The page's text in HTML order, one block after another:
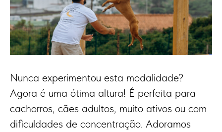
Nunca experimentou esta modalidade?
Agora é uma ótima altura! É perfeita para
cachorros, cães adultos, muito ativos ou com
dificuldades de concentração. Adoramos